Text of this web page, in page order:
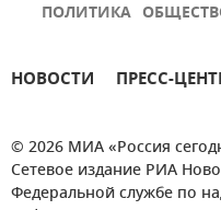
ПОЛИТИКА
НОВОСТИ ПРЕСС-
© 2026 МИА «Россия
Сетевое издание РИА
Федеральной службе по